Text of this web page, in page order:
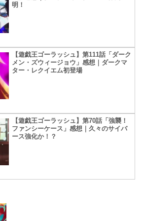
明！
【遊戯王ゴーラッシュ】第111話「ダーク
メン・ズウィージョウ」感想｜ダークマ
ター・レクイエム初登場
【遊戯王ゴーラッシュ】第70話「強襲！
ファンシーケース」感想｜久々のサイバ
ース強化か！？